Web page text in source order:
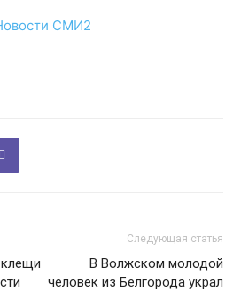
СМИ2
клещи
Следующая статья
В Волжском молодой
человек из Белгорода украл